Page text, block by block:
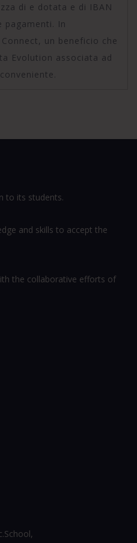
di e dotata e di IBAN
pagamenti. In
un beneficio che
Evolution associata ad
to its students.
and skills to accept the
the collaborative efforts of